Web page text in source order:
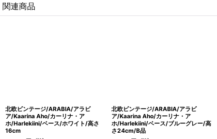
関連商品
北欧ビンテージ/ARABIA/アラビ
ア/Kaarina Aho/カーリナ・ア
ホ/Harlekiini/ベース/ホワイト/高さ
16cm
北欧ビンテージ/ARABIA/アラビ
ア/Kaarina Aho/カーリナ・ア
ホ/Harlekiini/ベース/ブルーグレー/高
さ24cm/B品